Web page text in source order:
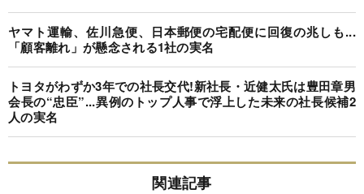
ヤマト運輸、佐川急便、日本郵便の宅配便に回復の兆しも...
「顧客離れ」が懸念される1社の実名
トヨタがわずか3年での社長交代!新社長・近健太氏は豊田章男
会長の“忠臣”...異例のトップ人事で浮上した未来の社長候補2
人の実名
関連記事